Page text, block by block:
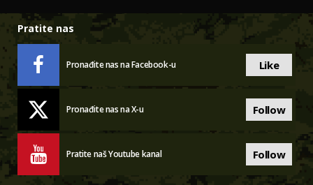
Pratite nas
Pronađite nas na Facebook-u Like
Pronađite nas na X-u Follow
Pratite naš Youtube kanal Follow